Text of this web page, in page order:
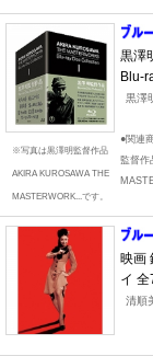
※写真は黒澤明監督作品
AKIRA KUROSAWA THE
MASTERWORK...です。
黒澤
Blu-
黒澤
●関連
監督作
映画
イ 全
清順